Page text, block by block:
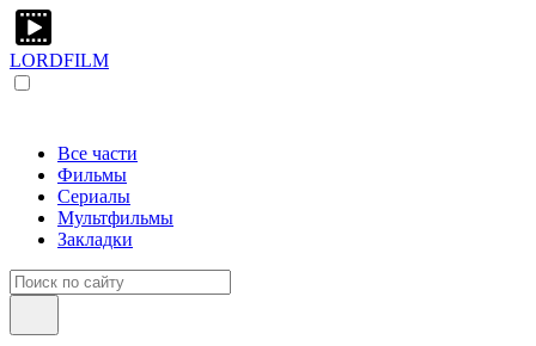
LORDFILM
Все части
Фильмы
Сериалы
Мультфильмы
Закладки